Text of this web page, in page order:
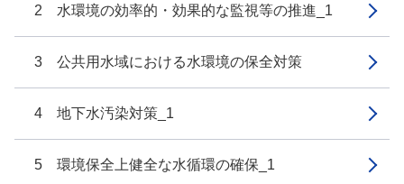
2 水環境の効率的・効果的な監視等の推進_1
3 公共用水域における水環境の保全対策
4 地下水汚染対策_1
5 環境保全上健全な水循環の確保_1